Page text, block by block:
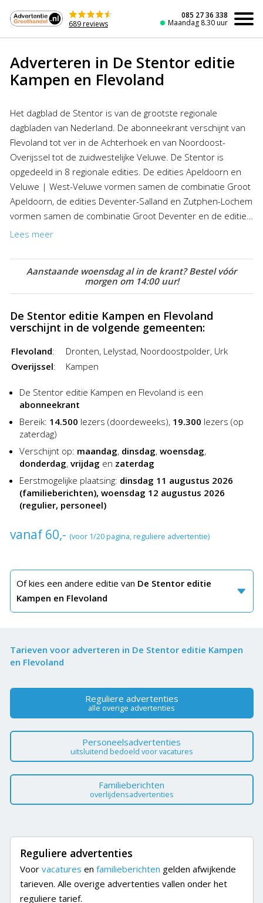
de
inhoud
689 reviews
085 27 36 338
Maandag 8.30 uur
Adverteren in De Stentor editie
Kampen en Flevoland
Het dagblad de Stentor is van de grootste regionale
dagbladen van Nederland. De abonneekrant verschijnt van
Flevoland tot ver in de Achterhoek en van Noordoost-
Overijssel tot de zuidwestelijke Veluwe. De Stentor is
opgedeeld in 8 regionale edities. De edities Apeldoorn en
Veluwe | West-Veluwe vormen samen de combinatie Groot
Apeldoorn, de edities Deventer-Salland en Zutphen-Lochem
vormen samen de combinatie Groot Deventer en de edities
Zwolle, Kampen & Flevoland, Vechtdal en Kop van Overijssel
adverteren in de editie Kampen & Flevoland dan kunt u
profiteren van de aantrekkelijke kortingen van de
Advertentiegroothandel. Het plaatsen van een advertentie
Lees meer
Aanstaande woensdag al in de krant? Bestel vóór
morgen om 14:00 uur!
De Stentor editie Kampen en Flevoland
verschijnt in de volgende gemeenten:
Flevoland:
Dronten, Lelystad, Noordoostpolder, Urk
Overijssel: Kampen
De Stentor editie Kampen en Flevoland is een
abonneekrant
Bereik: 14.500 lezers (doordeweeks), 19.300 lezers (op
zaterdag)
Verschijnt op: maandag, dinsdag, woensdag,
donderdag, vrijdag en zaterdag
Eerstmogelijke plaatsing: dinsdag 11 augustus 2026
(familieberichten), woensdag 12 augustus 2026
(regulier, personeel)
vanaf 60,- (voor 1/20 pagina, reguliere advertentie)
Of kies een andere editie van De Stentor editie
Kampen en Flevoland
Tarieven voor adverteren in De Stentor editie Kampen
en Flevoland
Reguliere advertenties
alle overige advertenties
Personeelsadvertenties
uitsluitend bedoeld voor vacatures
Familieberichten
overlijdensadvertenties
Reguliere advertenties
Voor vacatures en familieberichten gelden afwijkende
tarieven. Alle overige advertenties vallen onder het
reguliere tarief.